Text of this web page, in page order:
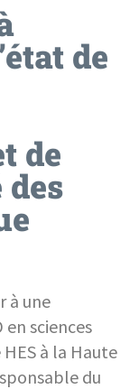
de
de
à une
sciences
à la Haute
du